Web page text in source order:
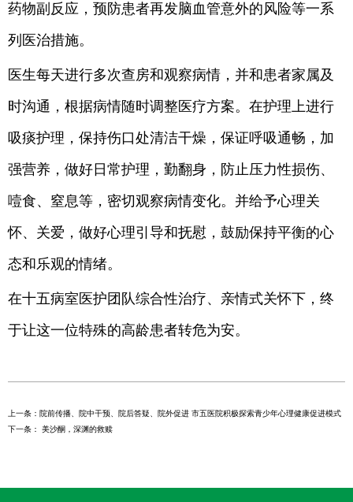
药物副反应，预防患者再发脑血管意外的风险等一系
列医治措施。
医生每天进行多次查房和观察病情，并和患者家属及
时沟通，根据病情随时调整医疗方案。在护理上进行
吸痰护理，保持伤口处清洁干燥，保证呼吸通畅，加
强营养，做好日常护理，勤翻身，防止压力性损伤、
噎食、窒息等，密切观察病情变化。并给予心理关
怀、关爱，做好心理引导和抚慰，鼓励保持平衡的心
态和乐观的情绪。
在十五病室医护团队综合性治疗、亲情式关怀下，终
于让这一位特殊的高龄患者转危为安。
上一条：院前传播、院中干预、院后答疑、院外促进 市五医院积极探索青少年心理健康促进模式
下一条： 美沙酮，深渊的救赎